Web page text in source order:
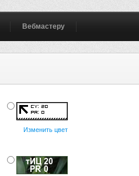
Вебмастеру
Изменить цвет